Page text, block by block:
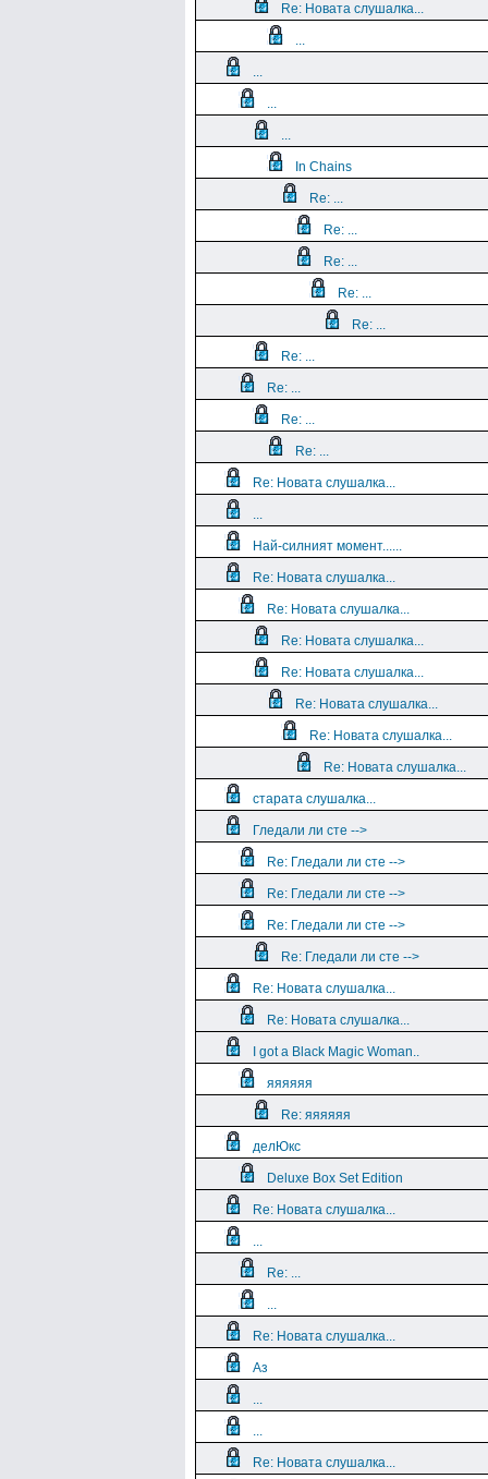
Re: Новата слушалка...
...
...
...
...
In Chains
Re: ...
Re: ...
Re: ...
Re: ...
Re: ...
Re: ...
Re: ...
Re: ...
Re: ...
Re: Новата слушалка...
...
Най-силният момент......
Re: Новата слушалка...
Re: Новата слушалка...
Re: Новата слушалка...
Re: Новата слушалка...
Re: Новата слушалка...
Re: Новата слушалка...
Re: Новата слушалка...
старата слушалка...
Гледали ли сте -->
Re: Гледали ли сте -->
Re: Гледали ли сте -->
Re: Гледали ли сте -->
Re: Гледали ли сте -->
Re: Новата слушалка...
Re: Новата слушалка...
I got a Black Magic Woman..
яяяяяя
Re: яяяяяя
делЮкс
Deluxe Box Set Edition
Re: Новата слушалка...
...
Re: ...
...
Re: Новата слушалка...
Аз
...
...
Re: Новата слушалка...